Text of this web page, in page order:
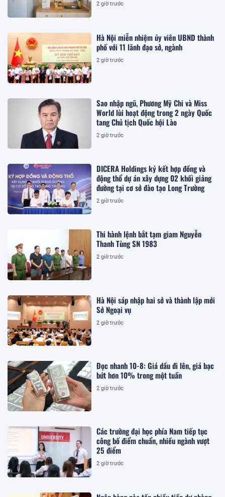
2 giờ trước
Hà Nội miễn nhiệm ủy viên UBND thành
phố với 11 lãnh đạo sở, ngành
2 giờ trước
Sao nhập ngũ, Phương Mỹ Chi và Miss
World lùi hoạt động trong 2 ngày Quốc
tang Chủ tịch Quốc hội Lào
2 giờ trước
DICERA Holdings ký kết hợp đồng và
động thổ dự án xây dựng 02 khối giảng
đường tại cơ sở đào tạo Long Trường
2 giờ trước
Thi hành lệnh bắt tạm giam Nguyễn
Thanh Tùng SN 1983
2 giờ trước
Hà Nội sáp nhập hai sở và thành lập mới
Sở Ngoại vụ
2 giờ trước
Đọc nhanh 10-8: Giá dầu đi lên, giá bạc
bứt hơn 10% trong một tuần
2 giờ trước
Các trường đại học phía Nam tiếp tục
công bố điểm chuẩn, nhiều ngành vượt
25 điểm
2 giờ trước